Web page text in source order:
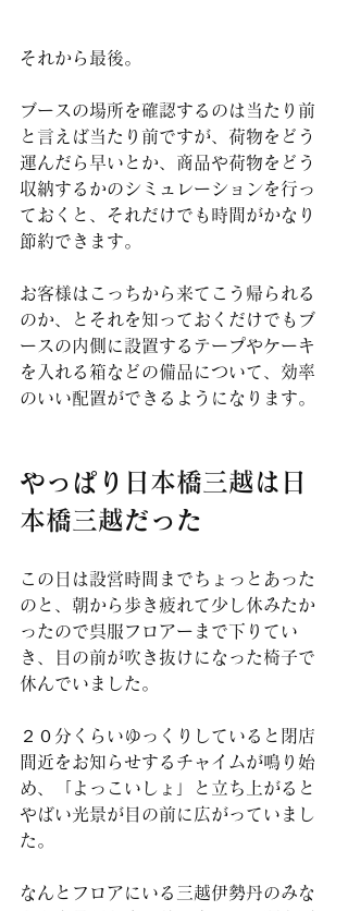
それから最後。
ブースの場所を確認するのは当たり前
と言えば当たり前ですが、荷物をどう
運んだら早いとか、商品や荷物をどう
収納するかのシミュレーションを行っ
ておくと、それだけでも時間がかなり
節約できます。
お客様はこっちから来てこう帰られる
のか、とそれを知っておくだけでもブ
ースの内側に設置するテープやケーキ
を入れる箱などの備品について、効率
のいい配置ができるようになります。
やっぱり日本橋三越は日
本橋三越だった
この日は設営時間までちょっとあった
のと、朝から歩き疲れて少し休みたか
ったので呉服フロアーまで下りてい
き、目の前が吹き抜けになった椅子で
休んでいました。
２０分くらいゆっくりしていると閉店
間近をお知らせするチャイムが鳴り始
め、「よっこいしょ」と立ち上がると
やばい光景が目の前に広がっていまし
た。
なんとフロアにいる三越伊勢丹のみな